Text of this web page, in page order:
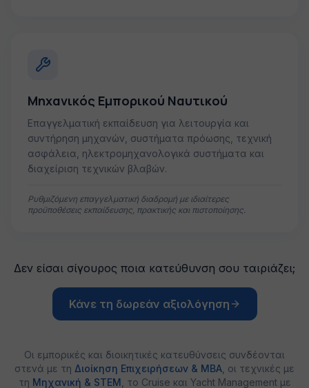
Μηχανικός Εμπορικού Ναυτικού
Επαγγελματική εκπαίδευση για λειτουργία και
συντήρηση μηχανών, συστήματα πρόωσης, τεχνική
ασφάλεια, ηλεκτρομηχανολογικά συστήματα και
διαχείριση τεχνικών βλαβών.
Ρυθμιζόμενη επαγγελματική διαδρομή με ιδιαίτερες
προϋποθέσεις εκπαίδευσης, πρακτικής και πιστοποίησης.
Δεν είσαι σίγουρος ποια κατεύθυνση σου ταιριάζει;
Κάνε τη δωρεάν αξιολόγηση
Οι εμπορικές και διοικητικές κατευθύνσεις συνδέονται
στενά με τη Διοίκηση Επιχειρήσεων & MBA , οι τεχνικές με
τη Μηχανική & STEM , το Cruise και Yacht Management με